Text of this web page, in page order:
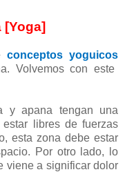
conceptos yoguicos
Volvemos con este
y apana tengan una
libres de fuerzas
esta zona debe estar
Por otro lado, lo
viene a significar dolor